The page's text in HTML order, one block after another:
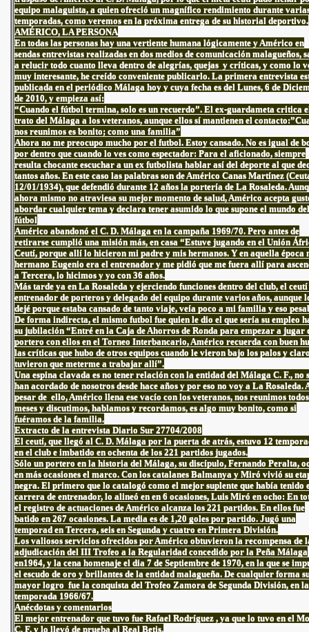
equipo malaguista, a quien ofreció un magnífico rendimiento durante
temporadas, como veremos en la próxima entrega de su historial deportivo.
AMÉRICO, LA PERSONA
En todas las personas hay una vertiente humana lógicamente y Américo en
sendas entrevistas realizadas en dos medios de comunicación malagueños,
a relucir todo cuanto lleva dentro de alegrías, quejas y críticas, y como lo
muy interesante, he creído conveniente publicarlo. La primera entrevista
publicada en el periódico Málaga hoy y cuya fecha es del Lunes, 6 de
de 2010, y empieza así:
“Cuando el fútbol termina, solo es un recuerdo”. El ex-guardameta critica
trato del Málaga a los veteranos, aunque ellos sí mantienen el
nos reunimos es bonito; como una familia”
Ahora no me preocupo mucho por el futbol. Estoy cansado. No es igual de
por dentro que cuando lo ves como espectador: Para el aficionado, siempre
resulta chocante escuchar a un ex futbolista hablar así del deporte al que
tantos años. En este caso las palabras son de Américo Canas Martínez
12/01/1934), que defendió durante 12 años la portería de La Rosaleda.
ahora mismo no atraviesa su mejor momento de salud, Américo acepta
abordar cualquier tema y declara tener asumido lo que supone el mundo del
fútbol
Américo abandonó el C. D. Málaga en la campaña 1969/70. Pero antes de
retirarse cumplió una misión más, en casa “Estuve jugando en el Unión
Ceutí, porque allí lo hicieron mi padre y mis hermanos. Y en aquella época
hermano Eugenio era el entrenador y me pidió que me fuera allí para
a Tercera, lo hicimos y yo con 36 años.
Más tarde ya en La Rosaleda y ejerciendo funciones dentro del club, el ceutí
entrenador de porteros y delegado del equipo durante varios años, aunque
dejé porque estaba cansado de tanto viaje, veía poco a mi familia y eso
De forma indirecta, el mismo futbol fue quien le dio el que sería su empleo
su jubilación “Entré en la Caja de Ahorros de Ronda para empezar a jugar
portero con ellos en el Torneo Interbancario, Américo recuerda con buen
las críticas que hubo de otros equipos cuando le vieron bajo los palos y
tuvieron que meterme a trabajar allí”.
Una espina clavada es no tener relación con la entidad del Málaga C. F., no
han acordado de nosotros desde hace años y por eso no voy a La Rosaleda.
pesar de ello, Américo llena ese vacío con los veteranos, nos reunimos
meses y discutimos, hablamos y recordamos, es algo muy bonito, como si
fuéramos de la familia.
Extracto de la entrevista Diario Sur 27704/2008
El ceutí, que llegó al C. D. Málaga por la puerta de atrás, estuvo 12
en el club e imbatido en ochenta de los 221 partidos jugados.
Sólo un portero en la historia del Málaga, su discípulo, Fernando Peralta,
en más ocasiones el marco. Con los catalanes Balmanya y Miró vivió su
negra. El primero que lo catalogó como el mejor suplente que había tenido
carrera de entrenador, lo alineó en en 6 ocasiones, Luis Miró en ocho: En
el registro de actuaciones de Américo alcanza los 221 partidos. En ellos fue
batido en 267 ocasiones. La media es de 1,20 goles por partido. Jugó una
temporad en Tercera, seis en Segunda y cuatro en Primera División.
Los valiosos servicios ofrecidos por Américo obtuvieron la recompensa de
adjudicación del III Trofeo a la Regularidad concedido por la Peña Málaga
en1964, y la cena homenaje el dia 7 de Septiembre de 1970, en la que se
el escudo de oro y brillantes de la entidad malagueña. De cualquier forma
mayor logro fue la conquista del Trofeo Zamora de Segunda División, en la
temporada 1966/67.
Anécdotas y comentarios
El mejor entrenador que tuvo fue Rafael Rodríguez , ya que lo tuvo en el
C. F. y lo llevó de prueba al Real Betis.